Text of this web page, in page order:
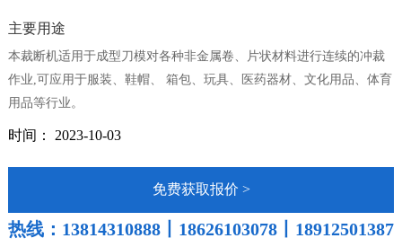
主要用途
本裁断机适用于成型刀模对各种非金属卷、片状材料进行连续的冲裁
作业,可应用于服装、鞋帽、 箱包、玩具、医药器材、文化用品、体育
用品等行业。
时间： 2023-10-03
免费获取报价 >
热线：13814310888丨18626103078丨18912501387